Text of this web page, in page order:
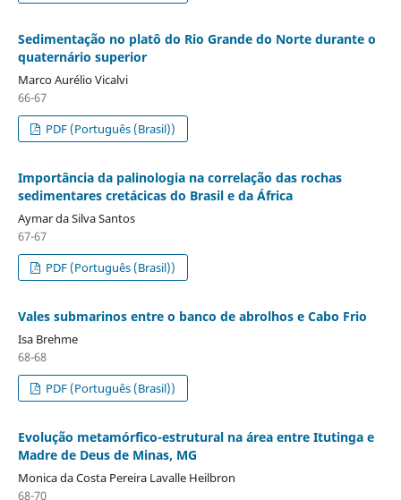
Sedimentação no platô do Rio Grande do Norte durante o
quaternário superior
Marco Aurélio Vicalvi
66-67
PDF (Português (Brasil))
Importância da palinologia na correlação das rochas
sedimentares cretácicas do Brasil e da África
Aymar da Silva Santos
67-67
PDF (Português (Brasil))
Vales submarinos entre o banco de abrolhos e Cabo Frio
Isa Brehme
68-68
PDF (Português (Brasil))
Evolução metamórfico-estrutural na área entre Itutinga e
Madre de Deus de Minas, MG
Monica da Costa Pereira Lavalle Heilbron
68-70